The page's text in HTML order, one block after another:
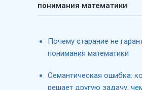
понимания математики
Почему старание не
понимания математики
Семантическая ошибка:
решает другую задачу,